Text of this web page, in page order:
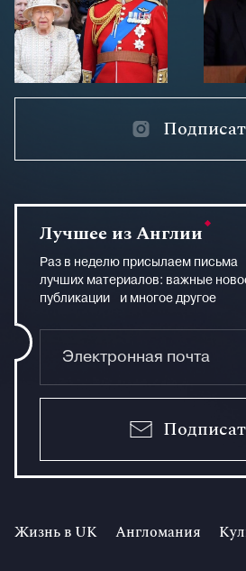
Лучшее из Англии
Раз в неделю присылаем письма
лучших материалов: важные
публикации и многое другое
Жизнь в UK Англомания